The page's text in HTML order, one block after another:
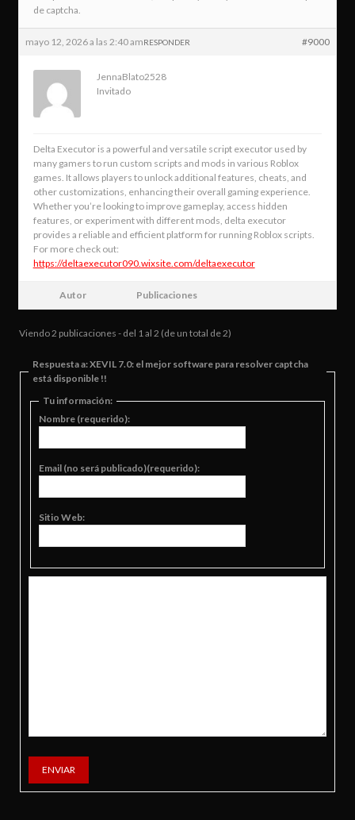
de captcha.
mayo 12, 2026 a las 2:40 am #9000
RESPONDER
JennaBlato2528
Invitado
Delta Executor is a powerful and versatile script executor used by
many gamers to run custom scripts and mods in various Roblox
games. It allows players to unlock additional features, cheats, and
other customizations, enhancing their overall gaming experience.
Whether you’re looking to improve gameplay, access hidden
features, or experiment with different mods, delta executor
provides a reliable and efficient platform for running Roblox scripts.
For more check out:
https://deltaexecutor090.wixsite.com/deltaexecutor
Autor Publicaciones
Viendo 2 publicaciones - del 1 al 2 (de un total de 2)
Respuesta a: XEVIL 7.0: el mejor software para resolver captcha
está disponible !!
Tu información:
Nombre (requerido):
Email (no será publicado)(requerido):
Sitio Web:
ENVIAR